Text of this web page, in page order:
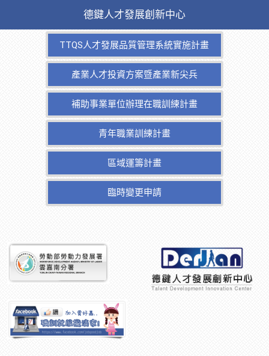
德鍵人才發展創新中心
TTQS人才發展品質管理系統實施計畫
產業人才投資方案暨產業新尖兵
補助事業單位辦理在職訓練計畫
青年職業訓練計畫
區域運籌計畫
臨時變更申請